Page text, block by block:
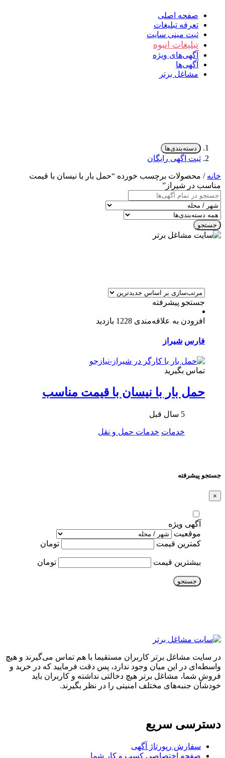
صفحه اصلی
تعرفه تبلیغات
ثبت مینی سایت
تبلیغات انبوه
آگهی‌های ویژه
آگهی‌ها
مشاغل برتر
دسته‌بندی‌ها
ثبت اگهی رایگان
خانه / محصولات برچسب خورده “حمل بار با نیسان با قیمت
مناسب در شیراز”
جستجو
جستجو پیشرفته
افزودن به علاقه‌مندی 1228 بازدید
فارس شیراز
تماس بگیرید
حمل بار با نیسان با قیمت مناسب
5 سال قبل
خدمات خدمات حمل و نقل
جستجو پیشرفته
×
آگهی ویژه
موقعیت
کمترین قیمت
تومان
بیشترین قیمت تومان
جستجو
در سایت مشاغل برتر کاربران مستقیما با هم تماس می‌گیرند و هیچ
واسطه‌ای در این میان وجود ندارد، پس دقت فرمایید که در خرید و
فروشِ شما، مشاغل برتر هیچ دخالتی نداشته و کاربران باید
خودشان جنبه‌های مختلف امنیتی را در نظر بگیرند.
دسترسی سریع
سفارش رپورتاژ آگهی
صفحه اختصاصی کسب و کار شما